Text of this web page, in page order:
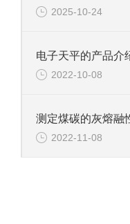
2025-10-24
电子天平的产品介
2022-10-08
测定煤碳的灰熔融
2022-11-08